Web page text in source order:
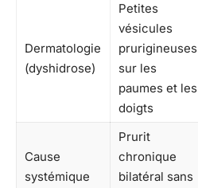
Dermatologie
(dyshidrose)
Petites
vésicules
prurigineuses
sur les
paumes et les
doigts
Cause
systémique
Prurit
chronique
bilatéral sans